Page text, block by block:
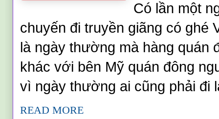
Có lần một
chuyến đi truyền giãng có ghé
là ngày thường mà hàng quán
khác với bên Mỹ quán đông
vì ngày thường ai cũng phải đi
READ MORE